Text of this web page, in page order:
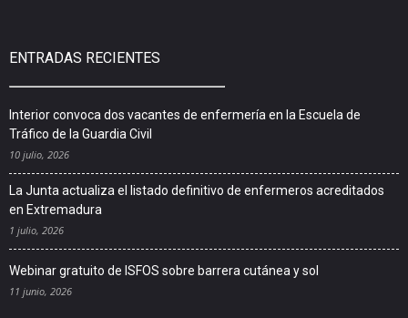
ENTRADAS RECIENTES
Interior convoca dos vacantes de enfermería en la Escuela de
Tráfico de la Guardia Civil
10 julio, 2026
La Junta actualiza el listado definitivo de enfermeros acreditados
en Extremadura
1 julio, 2026
Webinar gratuito de ISFOS sobre barrera cutánea y sol
11 junio, 2026